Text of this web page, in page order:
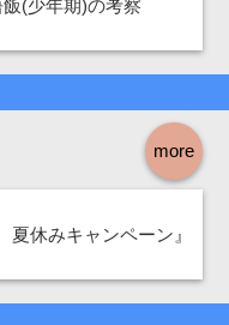
飯(少年期)の考察
more
夏休みキャンペーン』